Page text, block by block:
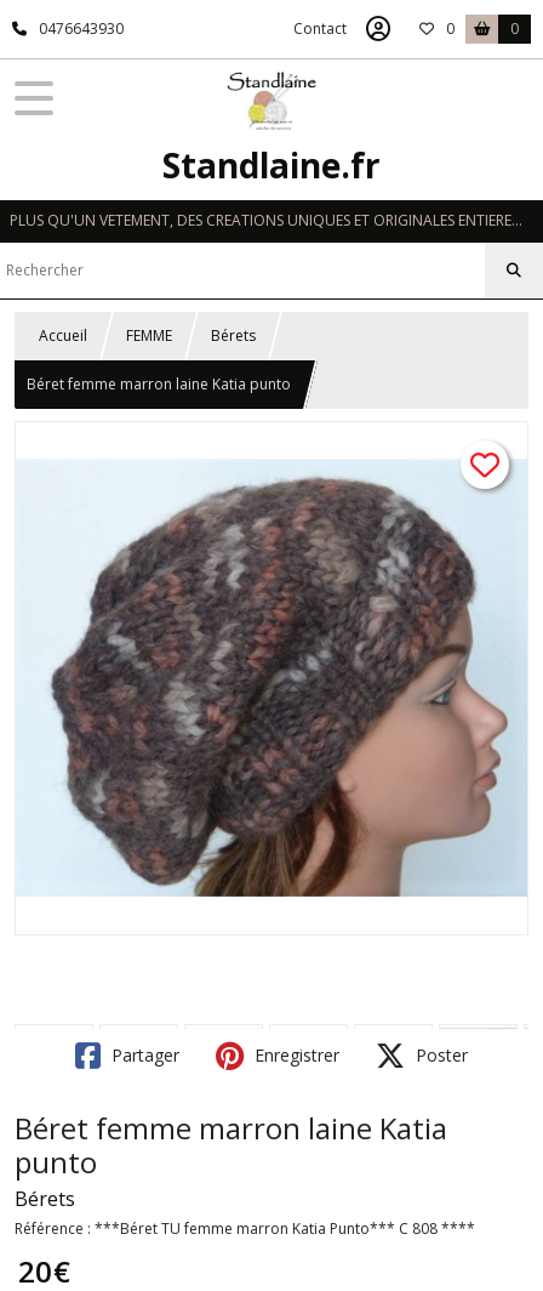
0476643930 Contact 0 0
Standlaine.fr
PLUS QU'UN VETEMENT, DES CREATIONS UNIQUES ET ORIGINALES ENTIEREMENT REALISEES A LA MAIN EN FRANCE
Accueil FEMME Bérets
Béret femme marron laine Katia punto
Partager Enregistrer Poster
Béret femme marron laine Katia
punto
Bérets
Référence : ***Béret TU femme marron Katia Punto*** C 808 ****
20€